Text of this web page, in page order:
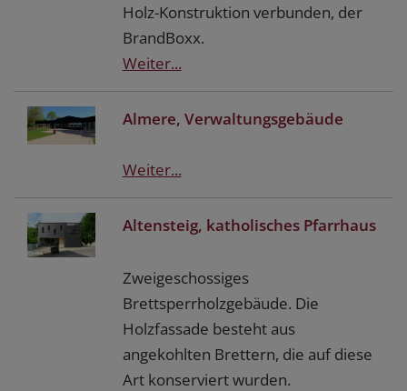
Holz-Konstruktion verbunden, der
BrandBoxx.
Weiter...
Almere, Verwaltungsgebäude
Weiter...
Altensteig, katholisches Pfarrhaus
Zweigeschossiges
Brettsperrholzgebäude. Die
Holzfassade besteht aus
angekohlten Brettern, die auf diese
Art konserviert wurden.